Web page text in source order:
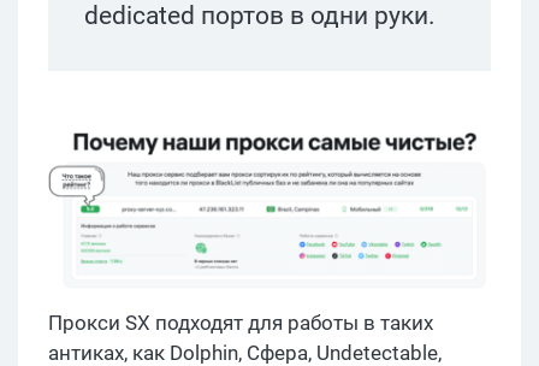
dedicated портов в одни руки.
Прокси SX подходят для работы в таких
антиках, как Dolphin, Сфера, Undetectable,